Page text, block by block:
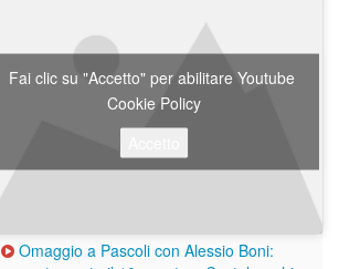
Fai clic su "Accetto" per abilitare Youtube
Cookie Policy
Omaggio a Pascoli con Alessio Boni: